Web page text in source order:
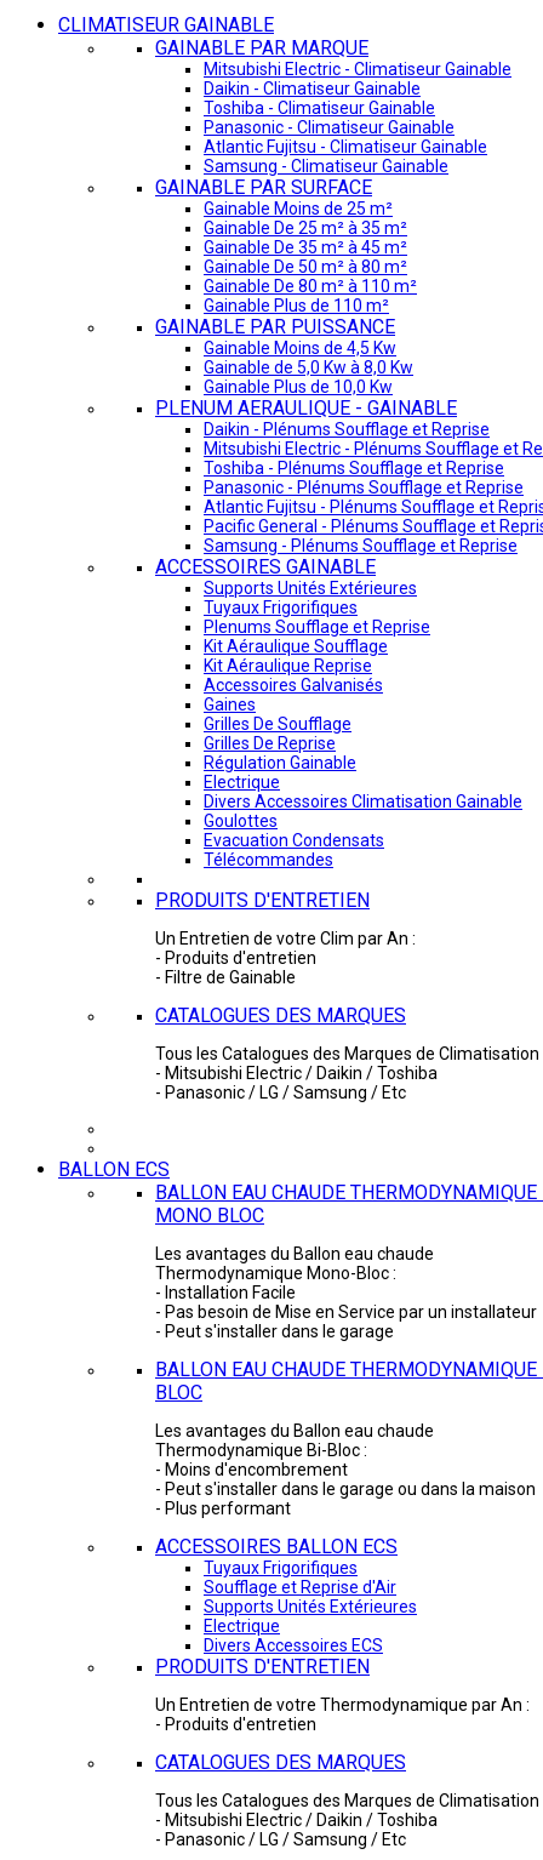
CLIMATISEUR GAINABLE
GAINABLE PAR MARQUE
Mitsubishi Electric - Climatiseur Gainable
Daikin - Climatiseur Gainable
Toshiba - Climatiseur Gainable
Panasonic - Climatiseur Gainable
Atlantic Fujitsu - Climatiseur Gainable
Samsung - Climatiseur Gainable
GAINABLE PAR SURFACE
Gainable Moins de 25 m²
Gainable De 25 m² à 35 m²
Gainable De 35 m² à 45 m²
Gainable De 50 m² à 80 m²
Gainable De 80 m² à 110 m²
Gainable Plus de 110 m²
GAINABLE PAR PUISSANCE
Gainable Moins de 4,5 Kw
Gainable de 5,0 Kw à 8,0 Kw
Gainable Plus de 10,0 Kw
PLENUM AERAULIQUE - GAINABLE
Daikin - Plénums Soufflage et Reprise
Mitsubishi Electric - Plénums Soufflage et
Toshiba - Plénums Soufflage et Reprise
Panasonic - Plénums Soufflage et Reprise
Atlantic Fujitsu - Plénums Soufflage et
Pacific General - Plénums Soufflage et
Samsung - Plénums Soufflage et Reprise
ACCESSOIRES GAINABLE
Supports Unités Extérieures
Tuyaux Frigorifiques
Plenums Soufflage et Reprise
Kit Aéraulique Soufflage
Kit Aéraulique Reprise
Accessoires Galvanisés
Gaines
Grilles De Soufflage
Grilles De Reprise
Régulation Gainable
Electrique
Divers Accessoires Climatisation Gainable
Goulottes
Evacuation Condensats
Télécommandes
PRODUITS D'ENTRETIEN
Un Entretien de votre Clim par An :
- Produits d'entretien
- Filtre de Gainable
CATALOGUES DES MARQUES
Tous les Catalogues des Marques de Climatisation
- Mitsubishi Electric / Daikin / Toshiba
- Panasonic / LG / Samsung / Etc
BALLON ECS
BALLON EAU CHAUDE THERMODYNAMIQUE
MONO BLOC
Les avantages du Ballon eau chaude
Thermodynamique Mono-Bloc :
- Installation Facile
- Pas besoin de Mise en Service par un installateur
- Peut s'installer dans le garage
BALLON EAU CHAUDE
BLOC
Les avantages du Ballon eau chaude
Thermodynamique Bi-Bloc :
- Moins d'encombrement
- Peut s'installer dans le garage ou dans la maison
- Plus performant
ACCESSOIRES BALLON ECS
Tuyaux Frigorifiques
Soufflage et Reprise d'Air
Supports Unités Extérieures
Electrique
Divers Accessoires ECS
PRODUITS D'ENTRETIEN
Un Entretien de votre Thermodynamique par An :
- Produits d'entretien
CATALOGUES DES MARQUES
Tous les Catalogues des Marques de Climatisation
- Mitsubishi Electric / Daikin / Toshiba
- Panasonic / LG / Samsung / Etc